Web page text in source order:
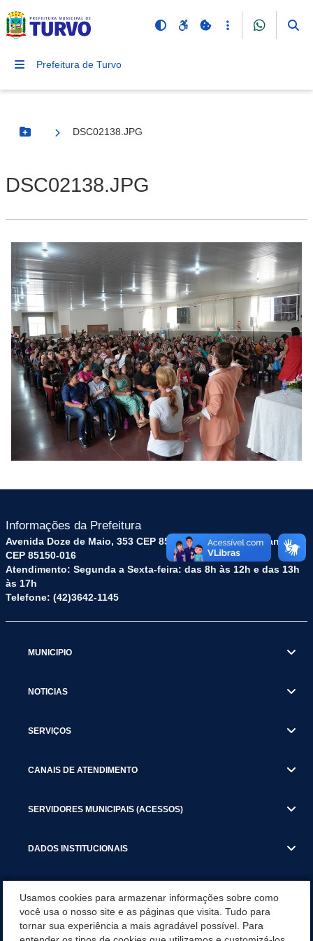
Prefeitura de Turvo
Botão Menu
DSC02138.JPG
DSC02138.JPG
Informações da Prefeitura
Avenida Doze de Maio, 353 CEP 85150-016 - Turvo - Paraná -
CEP 85150-016
Atendimento: Segunda a Sexta-feira: das 8h às 12h e das 13h
às 17h
Telefone: (42)3642-1145
MUNICIPIO
NOTICIAS
SERVIÇOS
CANAIS DE ATENDIMENTO
SERVIDORES MUNICIPAIS (ACESSOS)
DADOS INSTITUCIONAIS
SERVIÇOS TRIBUTARIOS
Usamos cookies para armazenar informações sobre como
você usa o nosso site e as páginas que visita. Tudo para
tornar sua experiência a mais agradável possível. Para